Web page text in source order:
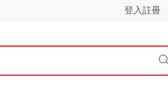
登入註冊